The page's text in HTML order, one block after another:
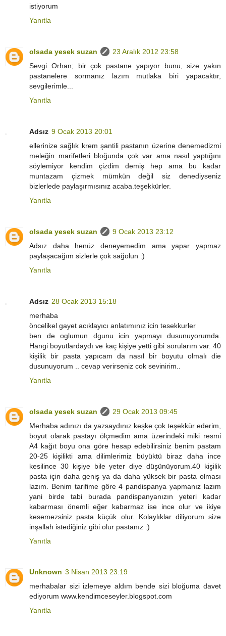
istiyorum
Yanıtla
olsada yesek suzan
23 Aralık 2012 23:58
Sevgi Orhan; bir çok pastane yapıyor bunu, size yakın
pastanelere sormanız lazım mutlaka biri yapacaktır,
sevgilerimle...
Yanıtla
Adsız 9 Ocak 2013 20:01
ellerinize sağlık krem şantili pastanın üzerine denemedizmi
meleğin marifetleri bloğunda çok var ama nasıl yaptığını
söylemiyor kendim çizdim demiş hep ama bu kadar
muntazam çizmek mümkün değil siz denediyseniz
bizlerlede paylaşırmısınız acaba.teşekkürler.
Yanıtla
olsada yesek suzan
9 Ocak 2013 23:12
Adsız daha henüz deneyemedim ama yapar yapmaz
paylaşacağım sizlerle çok sağolun :)
Yanıtla
Adsız 28 Ocak 2013 15:18
merhaba
öncelikel gayet acıklayıcı anlatımınız icin tesekkurler
ben de oglumun dgunu icin yapmayı dusunuyorumda.
Hangi boyutlardaydı ve kaç kişiye yetti gibi sorularım var. 40
kişilik bir pasta yapıcam da nasıl bir boyutu olmalı die
dusunuyorum .. cevap verirseniz cok sevinirim..
Yanıtla
olsada yesek suzan
29 Ocak 2013 09:45
Merhaba adınızı da yazsaydınız keşke çok teşekkür ederim,
boyut olarak pastayı ölçmedim ama üzerindeki miki resmi
A4 kağıt boyu ona göre hesap edebilirsiniz benim pastam
20-25 kişilikti ama dilimlerimiz büyüktü biraz daha ince
kesilince 30 kişiye bile yeter diye düşünüyorum.40 kişilik
pasta için daha geniş ya da daha yüksek bir pasta olması
lazım. Benim tarifime göre 4 pandispanya yapmanız lazım
yani birde tabi burada pandispanyanızın yeteri kadar
kabarması önemli eğer kabarmaz ise ince olur ve ikiye
kesemezsiniz pasta küçük olur. Kolaylıklar diliyorum size
inşallah istediğiniz gibi olur pastanız :)
Yanıtla
Unknown 3 Nisan 2013 23:19
merhabalar sizi izlemeye aldım bende sizi bloğuma davet
ediyorum www.kendimceseyler.blogspot.com
Yanıtla